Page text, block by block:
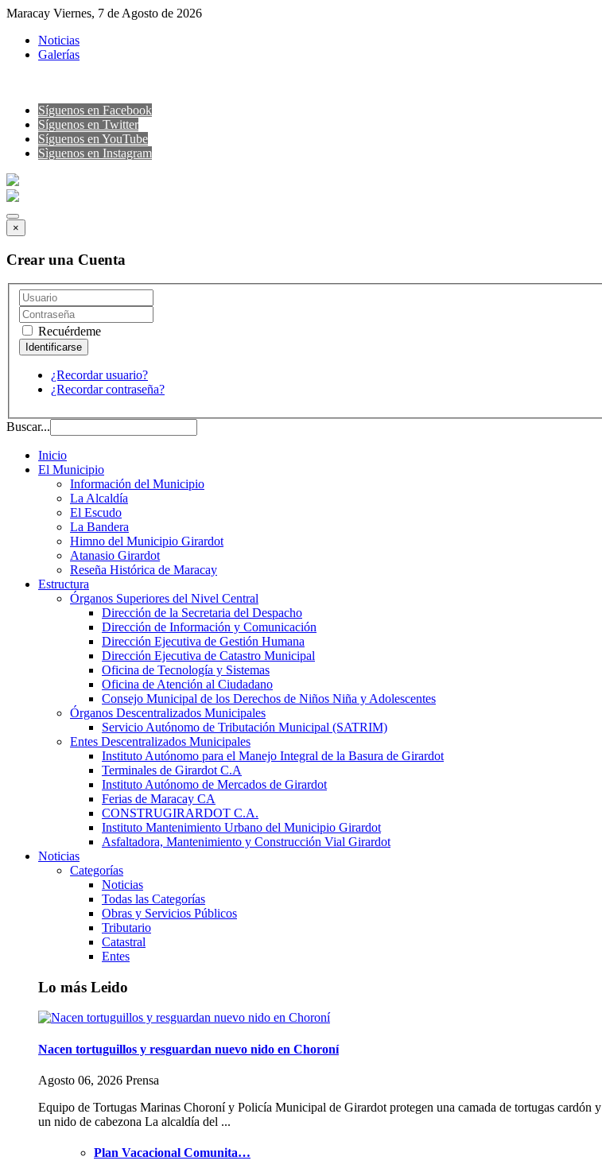
Maracay Viernes, 7 de Agosto de 2026
Noticias
Galerías
Síguenos en Facebook
Síguenos en Twitter
Síguenos en YouTube
Sìguenos en Instagram
×
Crear una Cuenta
Recuérdeme
¿Recordar usuario?
¿Recordar contraseña?
Buscar...
Inicio
El Municipio
Información del Municipio
La Alcaldía
El Escudo
La Bandera
Himno del Municipio Girardot
Atanasio Girardot
Reseña Histórica de Maracay
Estructura
Órganos Superiores del Nivel Central
Dirección de la Secretaria del Despacho
Dirección de Información y Comunicación
Dirección Ejecutiva de Gestión Humana
Dirección Ejecutiva de Catastro Municipal
Oficina de Tecnología y Sistemas
Oficina de Atención al Ciudadano
Consejo Municipal de los Derechos de Niños Niña y Adolescentes
Órganos Descentralizados Municipales
Servicio Autónomo de Tributación Municipal (SATRIM)
Entes Descentralizados Municipales
Instituto Autónomo para el Manejo Integral de la Basura de Girardot
Terminales de Girardot C.A
Instituto Autónomo de Mercados de Girardot
Ferias de Maracay CA
CONSTRUGIRARDOT C.A.
Instituto Mantenimiento Urbano del Municipio Girardot
Asfaltadora, Mantenimiento y Construcción Vial Girardot
Noticias
Categorías
Noticias
Todas las Categorías
Obras y Servicios Públicos
Tributario
Catastral
Entes
Lo más Leido
Nacen tortuguillos y resguardan nuevo nido en Choroní
Agosto 06, 2026 Prensa
Equipo de Tortugas Marinas Choroní y Policía Municipal de Girardot protegen una camada de tortugas cardón y
un nido de cabezona La alcaldía del ...
Plan Vacacional Comunita…